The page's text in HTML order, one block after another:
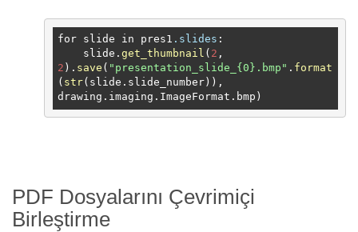
for slide in pres1 .slides :
    slide.
get_thumbnail ( 2
2 ). save ( "presentation_slide_{0}.bmp" . format
( str(slide.slide_number)),
PDF Dosyalarını Çevrimiçi
Birleştirme